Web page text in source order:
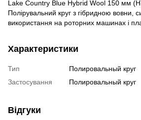
Lake Country Blue Hybrid Wool 150 мм
Полірувальний круг з гібридною вовни,
використання на роторних машинах і
Характеристики
Тип
Полировальный круг
Застосування
Полировальный круг
Відгуки